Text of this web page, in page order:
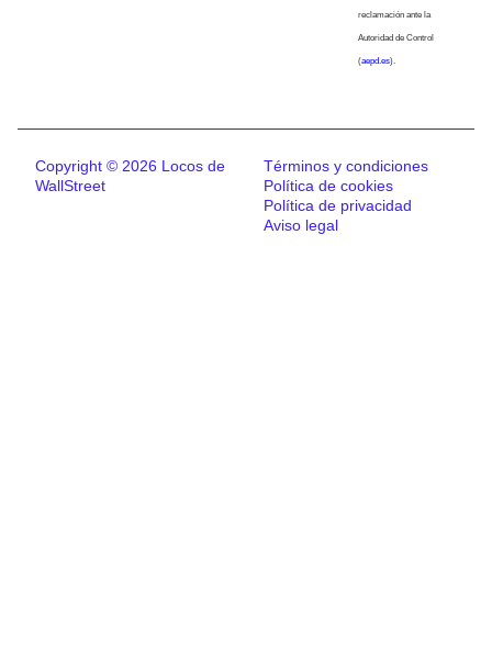
reclamación ante la
Autoridad de Control
(aepd.es).
Copyright © 2026 Locos de
WallStreet
Términos y condiciones
Política de cookies
Política de privacidad
Aviso legal